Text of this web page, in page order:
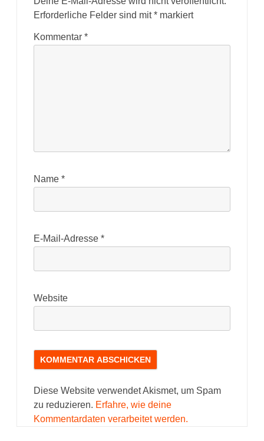
Erforderliche Felder sind mit* markiert
Kommentar *
Name *
E-Mail-Adresse *
Website
Diese Website verwendet Akismet, um Spam
zu reduzieren. Erfahre, wie deine
Kommentardaten verarbeitet werden.